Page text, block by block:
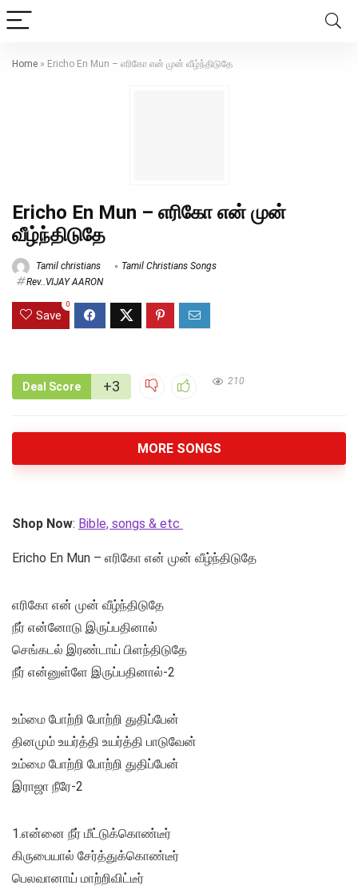
Home » Ericho En Mun – எரிகோ என் முன் வீழ்ந்திடுதே
Ericho En Mun – எரிகோ என் முன்
வீழ்ந்திடுதே
Tamil christians
Tamil Christians Songs
Rev..VIJAY AARON
Save
0
Deal Score +3 210
MORE SONGS
Shop Now: Bible, songs & etc
Ericho En Mun – எரிகோ என் முன் வீழ்ந்திடுதே
எரிகோ என் முன் வீழ்ந்திடுதே
நீர் என்னோடு இருப்பதினால்
செங்கடல் இரண்டாய் பிளந்திடுதே
நீர் என்னுள்ளே இருப்பதினால்-2
உம்மை போற்றி போற்றி துதிப்பேன்
தினமும் உயர்த்தி உயர்த்தி பாடுவேன்
உம்மை போற்றி போற்றி துதிப்பேன்
இராஜா நீரே-2
1.என்னை நீர் மீட்டுக்கொண்டீர்
கிருபையால் சேர்த்துக்கொண்டீர்
பெலவானாய் மாற்றிவிட்டீர்